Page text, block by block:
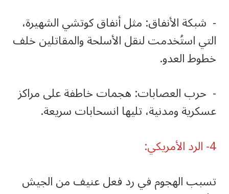
‏- شبكة الأنفاق: مثل أنفاق كوتشي الشهيرة،
التي استُخدمت لنقل الأسلحة والمقاتلين خلف
خطوط العدو.
‏- حرب العصابات: هجمات خاطفة على مراكز
عسكرية ومدنية، تليها انسحابات سريعة.
‏تسبب الهجوم في رد فعل عنيف من الجيش